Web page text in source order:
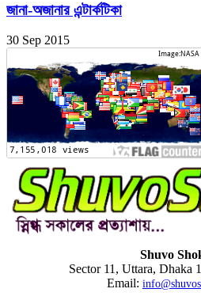
জানা-অজানার এন্টার্কটিকা
30 Sep 2015
Shuvo
Sector 11, Uttara, Dhaka
Email: